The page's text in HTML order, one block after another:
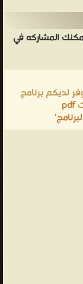
المشاركه في
لديكم برنامج
pdf
'